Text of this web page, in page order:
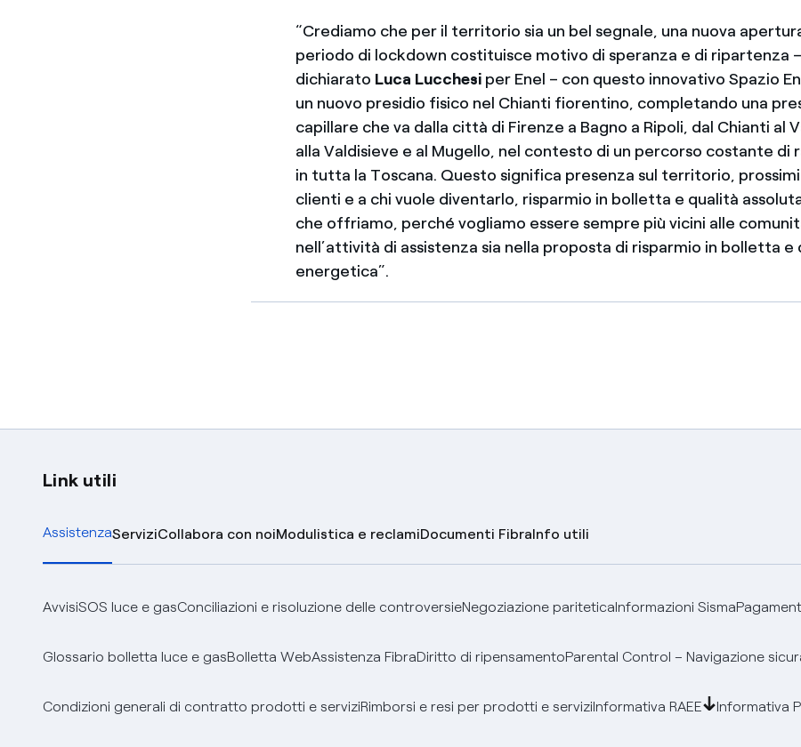
“Crediamo che per il territorio sia un bel segnale, una nuova
periodo di lockdown costituisce motivo di speranza e di ripartenza
dichiarato Luca Lucchesi per Enel – con questo innovativo Spazio
un nuovo presidio fisico nel Chianti fiorentino, completando una
capillare che va dalla città di Firenze a Bagno a Ripoli, dal Chianti al
alla Valdisieve e al Mugello, nel contesto di un percorso costante di
in tutta la Toscana. Questo significa presenza sul territorio,
clienti e a chi vuole diventarlo, risparmio in bolletta e qualità
che offriamo, perché vogliamo essere sempre più vicini alle
nell’attività di assistenza sia nella proposta di risparmio in bolletta
energetica”.
Link utili
AssistenzaServiziCollabora con noiModulistica e reclamiDocumenti FibraInfo utili
AvvisiSOS luce e gasConciliazioni e risoluzione delle controversieNegoziazione pariteticaInformazioni Sisma
Glossario bolletta luce e gasBolletta WebAssistenza FibraDiritto di ripensamentoParental Control – Navigazione
Condizioni generali di contratto prodotti e serviziRimborsi e resi per prodotti e serviziInformativa RAEE Informativa